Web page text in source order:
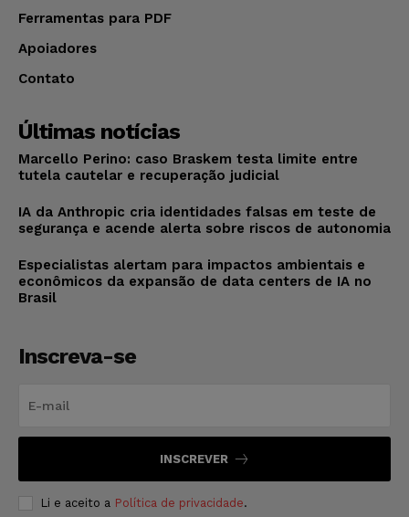
Ferramentas para PDF
Apoiadores
Contato
Últimas notícias
Marcello Perino: caso Braskem testa limite entre
tutela cautelar e recuperação judicial
IA da Anthropic cria identidades falsas em teste de
segurança e acende alerta sobre riscos de autonomia
Especialistas alertam para impactos ambientais e
econômicos da expansão de data centers de IA no
Brasil
Inscreva-se
INSCREVER
Li e aceito a Política de privacidade.